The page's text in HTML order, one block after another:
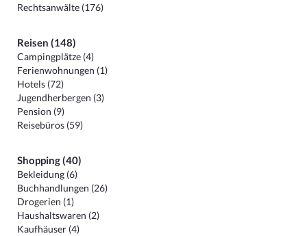
Rechtsanwälte (176)
Reisen (148)
Campingplätze (4)
Ferienwohnungen (1)
Hotels (72)
Jugendherbergen (3)
Pension (9)
Reisebüros (59)
Shopping (40)
Bekleidung (6)
Buchhandlungen (26)
Drogerien (1)
Haushaltswaren (2)
Kaufhäuser (4)